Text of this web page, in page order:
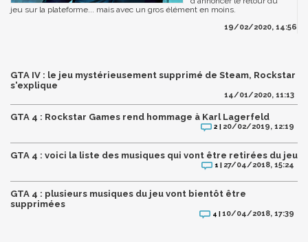
jeu sur la plateforme... mais avec un gros élément en moins.
19/02/2020, 14:56
GTA IV : le jeu mystérieusement supprimé de Steam, Rockstar
s'explique
14/01/2020, 11:13
GTA 4 : Rockstar Games rend hommage à Karl Lagerfeld
2 | 20/02/2019, 12:19
GTA 4 : voici la liste des musiques qui vont être retirées du jeu
1 | 27/04/2018, 15:24
GTA 4 : plusieurs musiques du jeu vont bientôt être
supprimées
4 | 10/04/2018, 17:39